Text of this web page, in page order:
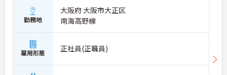
勤務地
大阪府 大阪市大正区
南海高野線
雇用形態 正社員(正職員)